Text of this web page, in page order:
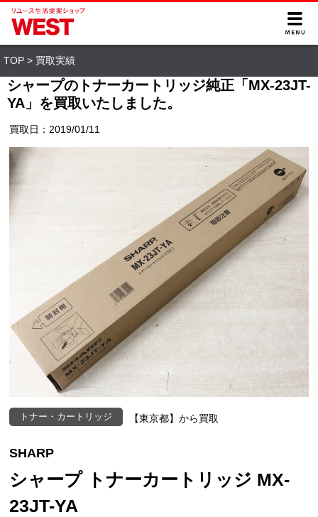
TOP > 買取実績
シャープのトナーカートリッジ純正「MX-23JT-
YA」を買取いたしました。
買取日：2019/01/11
トナー・カートリッジ 【東京都】から買取
SHARP
シャープ トナーカートリッジ MX-
23JT-YA